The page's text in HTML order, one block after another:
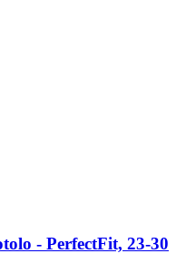
-​ PerfectFit, 23-​30